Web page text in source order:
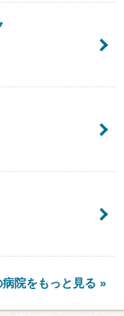
病院をもっと見る »